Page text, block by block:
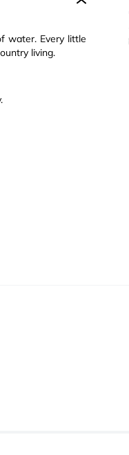
water. Every little
living.